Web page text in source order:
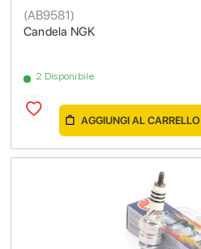
Candela NGK
(AB9581)
2 Disponibile
AGGIUNGI AL CARRELLO